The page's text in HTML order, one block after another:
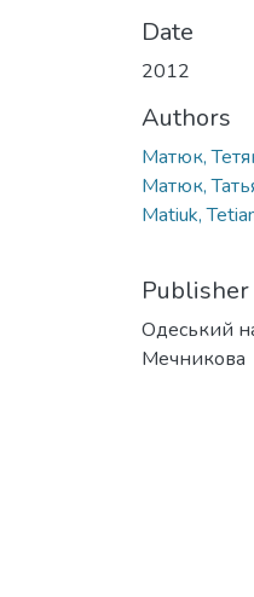
Date
2012
Authors
Матюк,
Матюк,
Matiuk,
Publisher
Одеський
Мечникова